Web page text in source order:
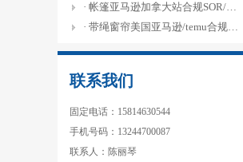
· 帐篷亚马逊加拿大站合规SOR/2024-217哪家实验室可以办理？
· 带绳窗帘美国亚马逊/temu合规要求ANSI/WCMA A 100. 1-2022怎么办理？周期多久？
联系我们
固定电话：15814630544
手机号码：13244700087
联系人：陈丽琴